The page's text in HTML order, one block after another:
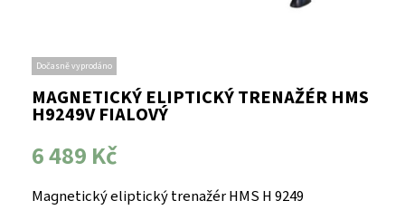
Dočasně vyprodáno
MAGNETICKÝ ELIPTICKÝ TRENAŽÉR HMS
H9249V FIALOVÝ
6 489 Kč
Magnetický eliptický trenažér HMS H 9249